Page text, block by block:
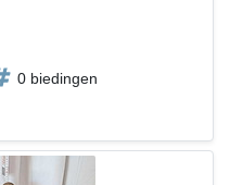
0 biedingen